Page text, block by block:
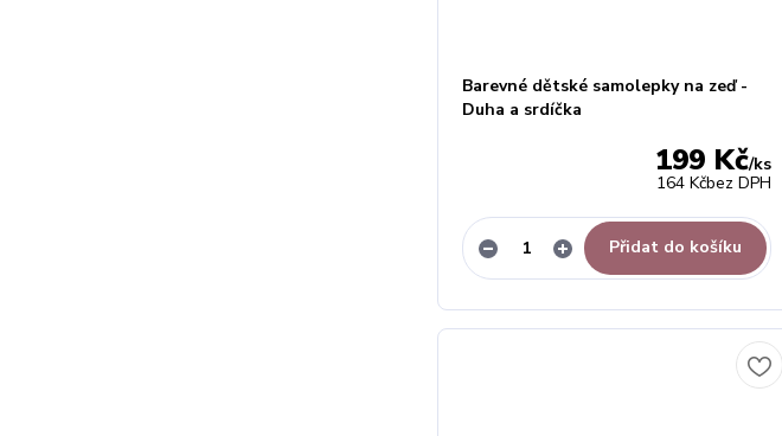
Barevné dětské samolepky na zeď -
Duha a srdíčka
199 Kč/ks
164 Kčbez DPH
Přidat do košíku